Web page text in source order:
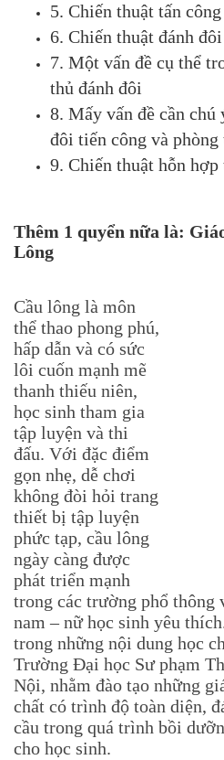
5. Chiến thuật tấn
6. Chiến thuật đánh
7. Một vấn đề cụ thể
thủ đánh đôi
8. Mấy vấn đề cần chú
đôi tiến công và phòng
9. Chiến thuật hỗn hợp
Thêm 1 quyển nữa là:
Lông
Cầu lông là môn
thể thao phong phú,
hấp dẫn và có sức
lôi cuốn mạnh mẽ
thanh thiếu niên,
học sinh tham gia
tập luyện và thi
đấu. Với đặc điểm
gọn nhẹ, dễ chơi
không đòi hỏi trang
thiết bị tập luyện
phức tạp, cầu lông
ngày càng được
phát triển mạnh
trong các trường phổ thông
nam – nữ học sinh yêu
trong những nội dung học
Trường Đại học Sư phạm
Nội, nhằm đào tạo những
chất có trình độ toàn diện,
cầu trong quá trình bồi
cho học sinh.